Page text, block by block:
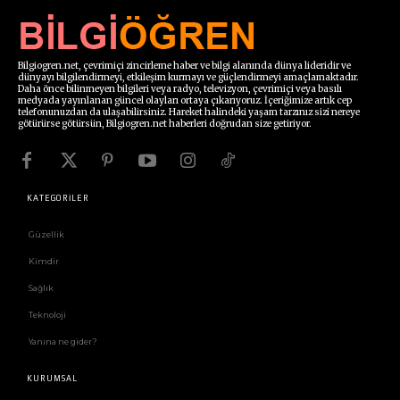
Bilgiogren.net, çevrimiçi zincirleme haber ve bilgi alanında dünya lideridir ve
dünyayı bilgilendirmeyi, etkileşim kurmayı ve güçlendirmeyi amaçlamaktadır.
Daha önce bilinmeyen bilgileri veya radyo, televizyon, çevrimiçi veya basılı
medyada yayınlanan güncel olayları ortaya çıkarıyoruz. İçeriğimize artık cep
telefonunuzdan da ulaşabilirsiniz. Hareket halindeki yaşam tarzınız sizi nereye
götürürse götürsün, Bilgiogren.net haberleri doğrudan size getiriyor.
KATEGORİLER
Güzellik
Kimdir
Sağlık
Teknoloji
Yanına ne gider?
KURUMSAL